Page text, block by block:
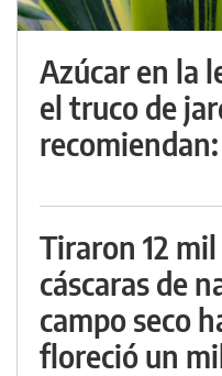
Azúcar en la
el truco de
Tiraron 12
cáscaras de
campo seco
floreció un